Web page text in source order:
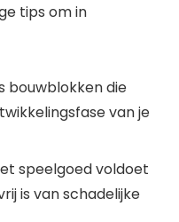
tips om in
bouwblokken die
van je
speelgoed voldoet
is van schadelijke